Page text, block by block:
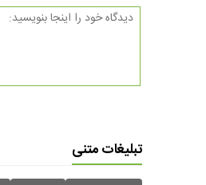
تبلیغات متنی